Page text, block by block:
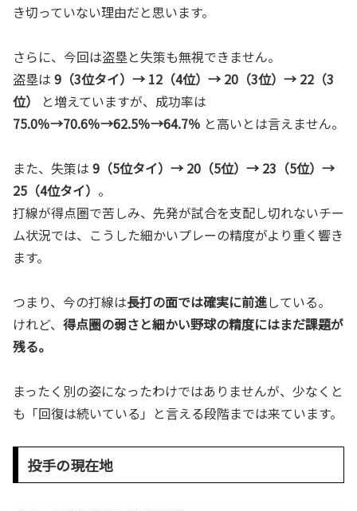
き切っていない理由だと思います。
さらに、今回は盗塁と失策も無視できません。
盗塁は 9（3位タイ）→ 12（4位）→ 20（3位）→ 22（3
位）
と増えていますが、成功率は
75.0％→70.6％→62.5％→64.7％ と高いとは言えません。
また、失策は 9（5位タイ）→ 20（5位）→ 23（5位）→
25（4位タイ） 。
打線が得点圏で苦しみ、先発が試合を支配し切れないチー
ム状況では、こうした細かいプレーの精度がより重く響き
ます。
つまり、今の打線は長打の面では確実に前進している。
けれど、 得点圏の弱さと細かい野球の精度にはまだ課題が
残る。
まったく別の姿になったわけではありませんが、少なくと
も「回復は続いている」と言える段階までは来ています。
投手の現在地